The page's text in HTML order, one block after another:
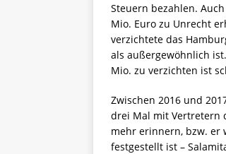
Steuern bezahlen.
Mio. Euro zu Unrecht
verzichtete das
als außergewöhnlich
Mio. zu verzichten ist
Zwischen 2016 und
drei Mal mit Vertretern
mehr erinnern, bzw. er
festgestellt ist –